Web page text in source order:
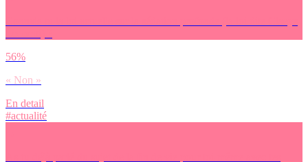
56%
« Non »
En detail
#actualité